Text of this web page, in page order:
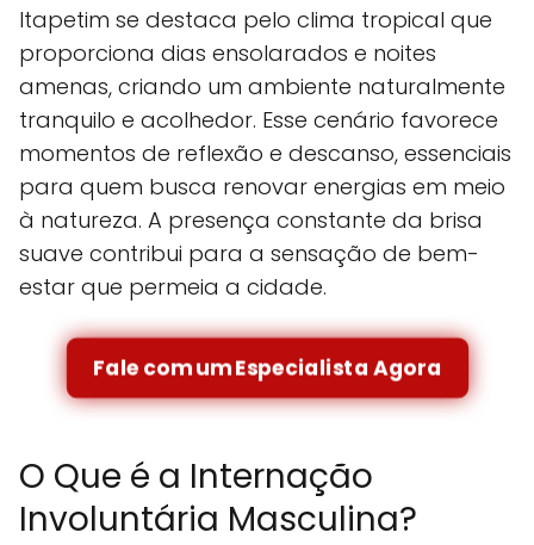
Itapetim se destaca pelo clima tropical que
proporciona dias ensolarados e noites
amenas, criando um ambiente naturalmente
tranquilo e acolhedor. Esse cenário favorece
momentos de reflexão e descanso, essenciais
para quem busca renovar energias em meio
à natureza. A presença constante da brisa
suave contribui para a sensação de bem-
estar que permeia a cidade.
Fale com um Especialista Agora
O Que é a Internação
Involuntária Masculina?